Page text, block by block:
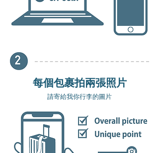
每個包裹拍兩張照片
請寄給我你行李的圖片